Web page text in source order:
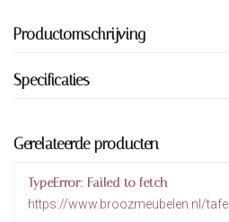
Productomschrijving
Specificaties
Gerelateerde producten
TypeError: Failed to fetch
https://www.broozmeubelen.nl/